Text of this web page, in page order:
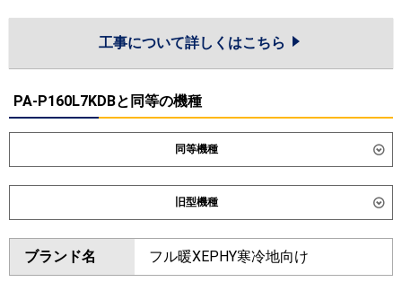
工事について詳しくはこちら
PA-P160L7KDBと同等の機種
同等機種
ダイキン SZRG160CD SZRG160CND
SDRG160BBND
東芝 GWHB16011MUB GWHB16011XU
GWSB16014MUB GWSB16014XU
旧型機種
ダイキン SZRG160BYD SZRG160BYND
SZRG160BJD SZRG160BJND
SDRG160BD SDRG160BND
ブランド名 フル暖XEPHY寒冷地向け